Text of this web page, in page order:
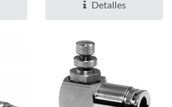
Detalles